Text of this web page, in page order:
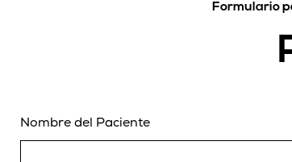
Formulario
Nombre del Paciente